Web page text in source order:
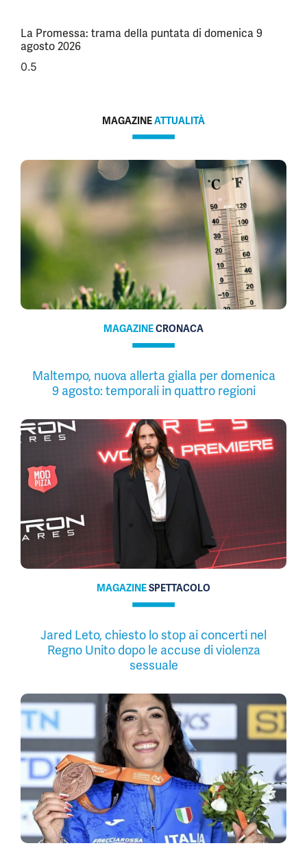
La Promessa: trama della puntata di domenica 9
agosto 2026
MAGAZINEATTUALITÀ
MAGAZINECRONACA
Maltempo, nuova allerta gialla per domenica
9 agosto: temporali in quattro regioni
MAGAZINESPETTACOLO
Jared Leto, chiesto lo stop ai concerti nel
Regno Unito dopo le accuse di violenza
sessuale